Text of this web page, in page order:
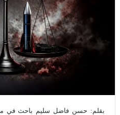
بقلم: حسن فاضل سليم باحث في